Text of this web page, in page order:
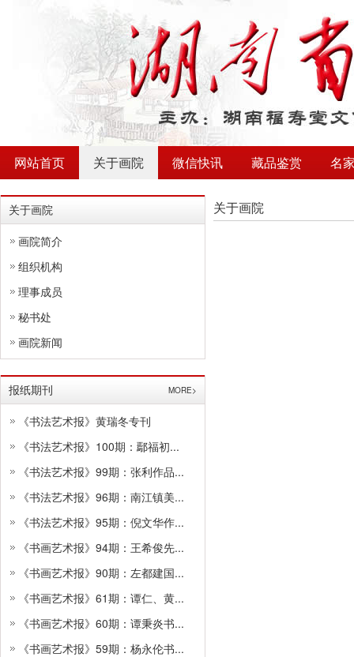
网站首页 关于画院 微信快讯 藏品鉴赏 名
关于画院
画院简介
组织机构
理事成员
秘书处
画院新闻
报纸期刊 MORE>
《书法艺术报》黄瑞冬专刊
《书法艺术报》100期：鄢福初...
《书法艺术报》99期：张利作品...
《书法艺术报》96期：南江镇美...
《书法艺术报》95期：倪文华作...
《书画艺术报》94期：王希俊先...
《书画艺术报》90期：左都建国...
《书画艺术报》61期：谭仁、黄...
《书画艺术报》60期：谭秉炎书...
《书画艺术报》59期：杨永伦书...
关于画院